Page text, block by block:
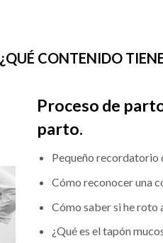
¿QUÉ CONTENIDO
Proceso de
parto.
Pequeño recordatorio
Cómo reconocer una
Cómo saber si he roto
¿Qué es el tapón